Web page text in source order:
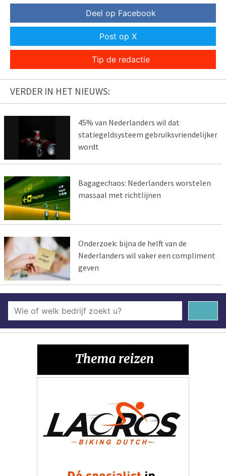
Deel op Facebook
Post op X
Tip de redactie
VERDER IN HET NIEUWS:
45% van Nederlanders wil dat
statiegeldsysteem gebruiksvriendelijker
wordt
Bagagechaos: Nederlanders worstelen
massaal met richtlijnen
Onderzoek: bijna de helft van de
Nederlanders wil vaker een compliment
geven